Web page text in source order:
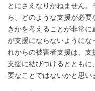
とにさえなりかねません
ら、どのような支援が必
きかを考えることが非常
が支援にならないようにな
れからの被害者支援は、支
支援に結びつけるととも
要なことではないかと思い